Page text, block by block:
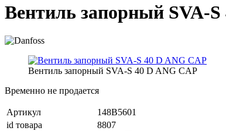
Вентиль запорный SVA-
Вентиль запорный SVA-S 40 D ANG CAP
Временно не продается
Артикул
148B5601
id товара
8807